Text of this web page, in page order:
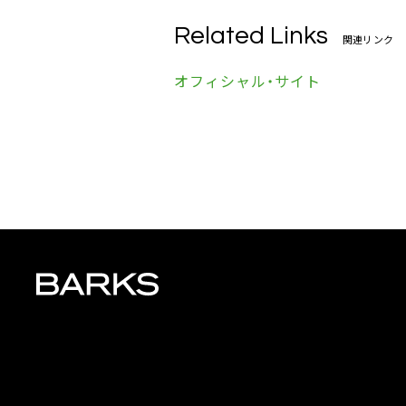
Related Links 関連リンク
オフィシャル・サイト